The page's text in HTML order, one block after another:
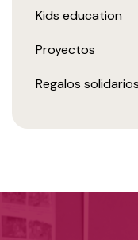
Kids education
Proyectos
Regalos solidarios